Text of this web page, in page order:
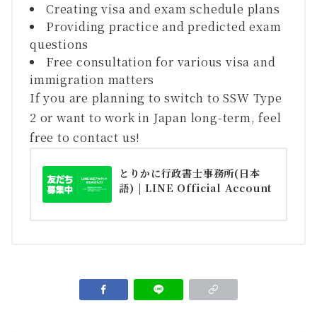
Creating visa and exam schedule plans
Providing practice and predicted exam
questions
Free consultation for various visa and
immigration matters
If you are planning to switch to SSW Type
2 or want to work in Japan long-term, feel
free to contact us!
とりかに行政書士事務所(日本
語) | LINE Official Account